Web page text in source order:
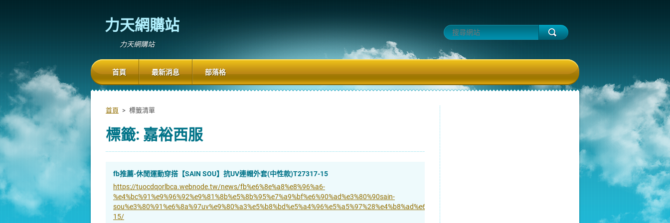
力天網購站
力天網購站
首頁 > 標籤清單
標籤: 嘉裕西服
fb推薦-休閒運動穿搭【SAIN SOU】抗UV連帽外套(中性款)T27317-15
https://tuocdqorlbca.webnode.tw/news/fb%e6%8e%a8%e8%96%a6-
%e4%bc%91%e9%96%92%e9%81%8b%e5%8b%95%e7%a9%bf%e6%90%ad%e3%80%90sain-
sou%e3%80%91%e6%8a%97uv%e9%80%a3%e5%b8%bd%e5%a4%96%e5%a5%97%28%e4%b8%ad%e6%80%a7%e6%ac%be%29t27317-
15/
首頁 最新消息 部落格